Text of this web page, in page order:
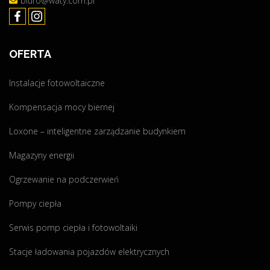
OFERTA
Instalacje fotowoltaiczne
Kompensacja mocy biernej
Loxone – inteligentne zarządzanie budynkiem
Magazyny energii
Ogrzewanie na podczerwień
Pompy ciepła
Serwis pomp ciepła i fotowoltaiki
Stacje ładowania pojazdów elektrycznych